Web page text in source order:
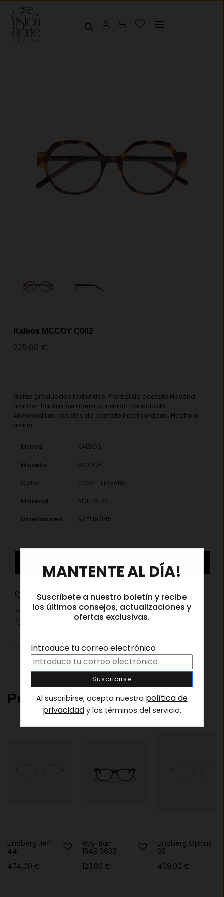
Kaleos MCCOY C002
225,00 €
Gafas graduadas redondas. Frontal de acetato Havana
marrón. Patillas de acetato marrón translúcido.
Almohadillas nasales de acetato incorporadas. Hecho a
mano.
Marca
KALEOS
Modelo
MCCOY
Color
C002 - HAvANA
Material
ACETATO
Dimensiones
52 □ 19/145
cantidadAñadir a la lista de deseos
Información de envíos
Cambios y devoluciones
Categorías:Gafas graduadas,Gafas graduadas mujer
Productos relacionados
Lindberg Jeff
44
474,00 €
Ray-Ban
1549 3633
123,00 €
Lindberg Ophus
38
409,00 €
MANTENTE AL DÍA!
Suscríbete a nuestro boletín y recibe
los últimos consejos, actualizaciones y
ofertas exclusivas.
Introduce tu correo electrónico
Al suscribirse, acepta nuestra política de
privacidady los términos del servicio.